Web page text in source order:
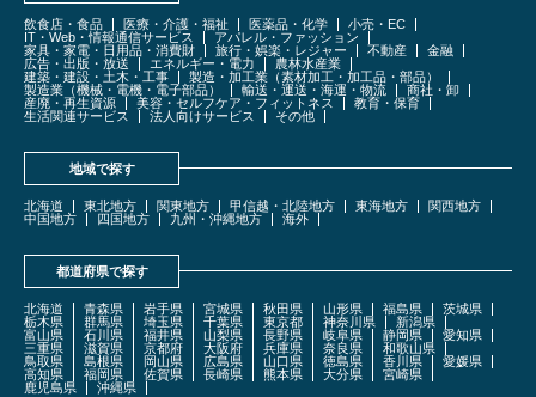
飲食店・食品 医療・介護・福祉 医薬品・化学
小売・EC
IT・Web・情報通信サービス
アパレル・ファッション
家具・家電・日用品・消費財
旅行・娯楽・レジャー 不動産
金融
広告・出版・放送
エネルギー・電力
農林水産業
建築・建設・土木・工事
製造・加工業（素材加工・加工品・部品）
製造業（機械・電機・電子部品）
輸送・運送・海運・物流
商社・卸
産廃・再生資源
美容・セルフケア・フィットネス
教育・保育
生活関連サービス
法人向けサービス その他
地域で探す
北海道 東北地方 関東地方 甲信越・北陸地方 東海地方
関西地方
中国地方
四国地方 九州・沖縄地方 海外
都道府県で探す
北海道 青森県 岩手県 宮城県 秋田県 山形県 福島県
茨城県
栃木県
群馬県 埼玉県 千葉県 東京都 神奈川県
新潟県
富山県
石川県 福井県 山梨県 長野県 岐阜県 静岡県
愛知県
三重県
滋賀県 京都府 大阪府 兵庫県 奈良県
和歌山県
鳥取県
島根県 岡山県 広島県 山口県 徳島県 香川県
愛媛県
高知県
福岡県 佐賀県 長崎県 熊本県 大分県
宮崎県
鹿児島県
沖縄県